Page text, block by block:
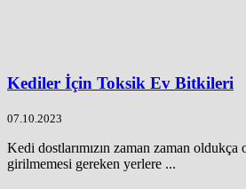
Kediler İçin Toksik Ev Bitkileri
07.10.2023
Kedi dostlarımızın zaman zaman
girilmemesi gereken yerlere ...